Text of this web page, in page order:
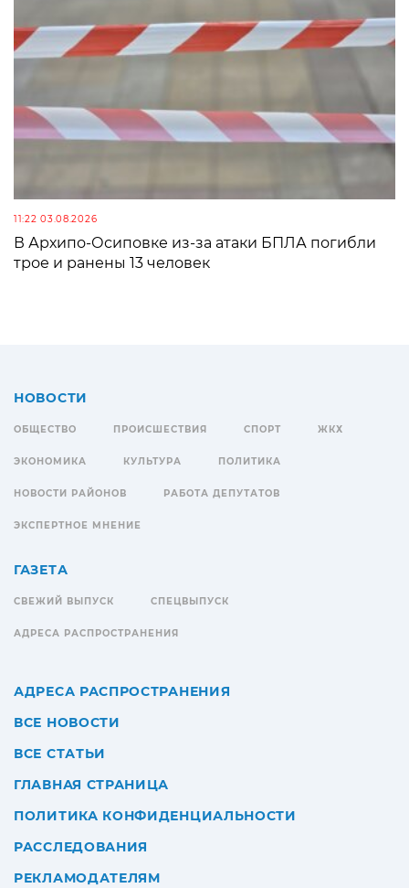
11:22 03.08.2026
В Архипо-Осиповке из-за атаки БПЛА погибли
трое и ранены 13 человек
НОВОСТИ
ОБЩЕСТВО ПРОИСШЕСТВИЯ СПОРТ ЖКХ
ЭКОНОМИКА КУЛЬТУРА ПОЛИТИКА
НОВОСТИ РАЙОНОВ РАБОТА ДЕПУТАТОВ
ЭКСПЕРТНОЕ МНЕНИЕ
ГАЗЕТА
СВЕЖИЙ ВЫПУСК СПЕЦВЫПУСК
АДРЕСА РАСПРОСТРАНЕНИЯ
АДРЕСА РАСПРОСТРАНЕНИЯ
ВСЕ НОВОСТИ
ВСЕ СТАТЬИ
ГЛАВНАЯ СТРАНИЦА
ПОЛИТИКА КОНФИДЕНЦИАЛЬНОСТИ
РАССЛЕДОВАНИЯ
РЕКЛАМОДАТЕЛЯМ